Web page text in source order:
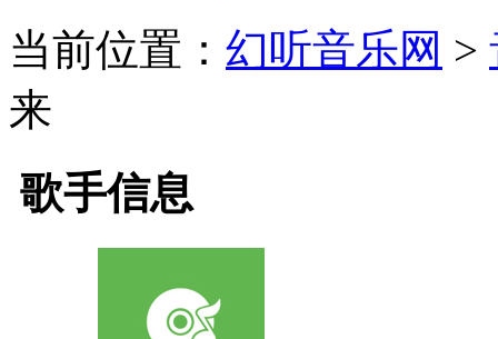
当前位置： 幻听音乐网 >
来
歌手信息